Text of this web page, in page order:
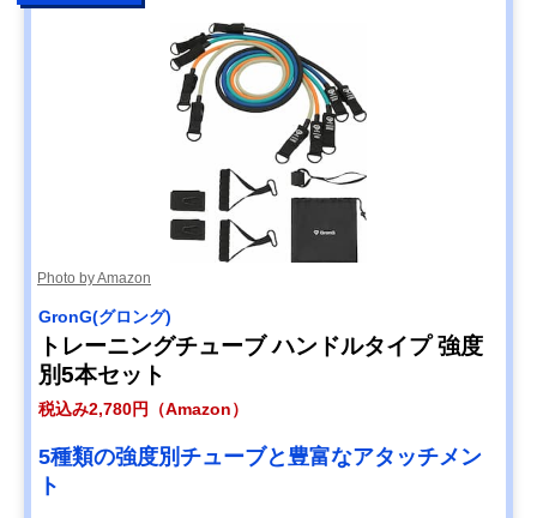
Photo by Amazon
GronG(グロング)
トレーニングチューブ ハンドルタイプ 強度
別5本セット
税込み2,780円（Amazon）
5種類の強度別チューブと豊富なアタッチメン
ト